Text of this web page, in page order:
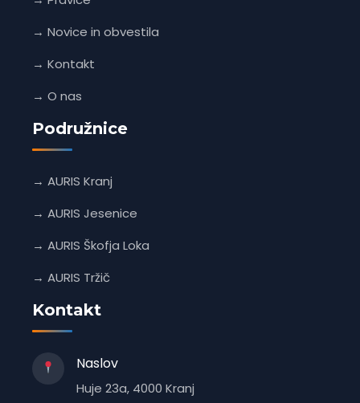
→ Novice in obvestila
→ Kontakt
→ O nas
Podružnice
→ AURIS Kranj
→ AURIS Jesenice
→ AURIS Škofja Loka
→ AURIS Tržič
Kontakt
Naslov
Huje 23a, 4000 Kranj